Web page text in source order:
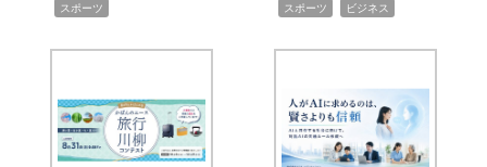
スポーツ スポーツ ビジネス